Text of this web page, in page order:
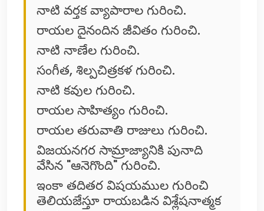
నాటి వర్తక వ్యాపారాల గురించి.
రాయల దైనందిన జీవితం గురించి.
నాటి నాణేల గురించి.
సంగీత, శిల్పచిత్రకళ గురించి.
నాటి కవుల గురించి.
రాయల సాహిత్యం గురించి.
రాయల తరువాతి రాజులు గురించి.
విజయనగర సామ్రాజ్యానికి పునాది
వేసిన "ఆనెగొంది" గురించి.
ఇంకా తదితర విషయముల గురించి
తెలియజేస్తూ రాయబడిన విశ్లేషనాత్మక